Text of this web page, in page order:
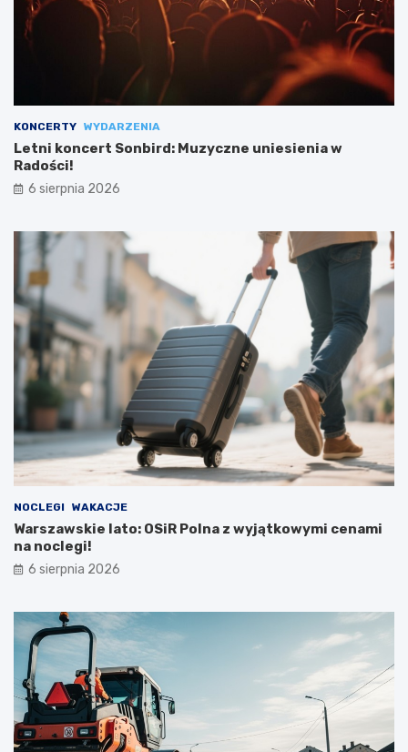
KONCERTY WYDARZENIA
Letni koncert Sonbird: Muzyczne uniesienia w
Radości!
6 sierpnia 2026
NOCLEGI WAKACJE
Warszawskie lato: OSiR Polna z wyjątkowymi cenami
na noclegi!
6 sierpnia 2026